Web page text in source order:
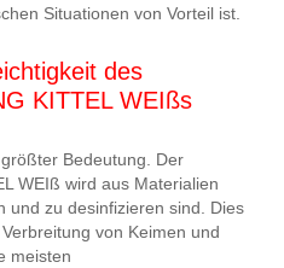
Situationen von Vorteil ist.
des
KITTEL WEIßs
Bedeutung. Der
WEIß wird aus Materialien
und zu desinfizieren sind. Dies
von Keimen und
meisten